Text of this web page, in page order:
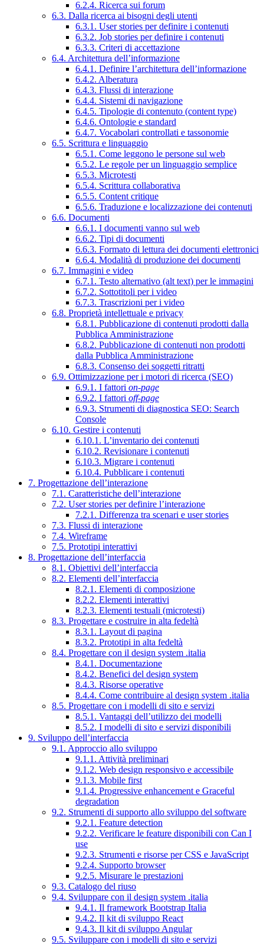
6.2.4. Ricerca sui forum
6.3. Dalla ricerca ai bisogni degli utenti
6.3.1. User stories per definire i contenuti
6.3.2. Job stories per definire i contenuti
6.3.3. Criteri di accettazione
6.4. Architettura dell’informazione
6.4.1. Definire l’architettura dell’informazione
6.4.2. Alberatura
6.4.3. Flussi di interazione
6.4.4. Sistemi di navigazione
6.4.5. Tipologie di contenuto (content type)
6.4.6. Ontologie e standard
6.4.7. Vocabolari controllati e tassonomie
6.5. Scrittura e linguaggio
6.5.1. Come leggono le persone sul web
6.5.2. Le regole per un linguaggio semplice
6.5.3. Microtesti
6.5.4. Scrittura collaborativa
6.5.5. Content critique
6.5.6. Traduzione e localizzazione dei contenuti
6.6. Documenti
6.6.1. I documenti vanno sul web
6.6.2. Tipi di documenti
6.6.3. Formato di lettura dei documenti elettronici
6.6.4. Modalità di produzione dei documenti
6.7. Immagini e video
6.7.1. Testo alternativo (alt text) per le immagini
6.7.2. Sottotitoli per i video
6.7.3. Trascrizioni per i video
6.8. Proprietà intellettuale e privacy
6.8.1. Pubblicazione di contenuti prodotti dalla
Pubblica Amministrazione
6.8.2. Pubblicazione di contenuti non prodotti
dalla Pubblica Amministrazione
6.8.3. Consenso dei soggetti ritratti
6.9. Ottimizzazione per i motori di ricerca (SEO)
6.9.1. I fattori on-page
6.9.2. I fattori off-page
6.9.3. Strumenti di diagnostica SEO: Search
Console
6.10. Gestire i contenuti
6.10.1. L’inventario dei contenuti
6.10.2. Revisionare i contenuti
6.10.3. Migrare i contenuti
6.10.4. Pubblicare i contenuti
7. Progettazione dell’interazione
7.1. Caratteristiche dell’interazione
7.2. User stories per definire l’interazione
7.2.1. Differenza tra scenari e user stories
7.3. Flussi di interazione
7.4. Wireframe
7.5. Prototipi interattivi
8. Progettazione dell’interfaccia
8.1. Obiettivi dell’interfaccia
8.2. Elementi dell’interfaccia
8.2.1. Elementi di composizione
8.2.2. Elementi interattivi
8.2.3. Elementi testuali (microtesti)
8.3. Progettare e costruire in alta fedeltà
8.3.1. Layout di pagina
8.3.2. Prototipi in alta fedeltà
8.4. Progettare con il design system .italia
8.4.1. Documentazione
8.4.2. Benefici del design system
8.4.3. Risorse operative
8.4.4. Come contribuire al design system .italia
8.5. Progettare con i modelli di sito e servizi
8.5.1. Vantaggi dell’utilizzo dei modelli
8.5.2. I modelli di sito e servizi disponibili
9. Sviluppo dell’interfaccia
9.1. Approccio allo sviluppo
9.1.1. Attività preliminari
9.1.2. Web design responsivo e accessibile
9.1.3. Mobile first
9.1.4. Progressive enhancement e Graceful
degradation
9.2. Strumenti di supporto allo sviluppo del software
9.2.1. Feature detection
9.2.2. Verificare le feature disponibili con Can I
use
9.2.3. Strumenti e risorse per CSS e JavaScript
9.2.4. Supporto browser
9.2.5. Misurare le prestazioni
9.3. Catalogo del riuso
9.4. Sviluppare con il design system .italia
9.4.1. Il framework Bootstrap Italia
9.4.2. Il kit di sviluppo React
9.4.3. Il kit di sviluppo Angular
9.5. Sviluppare con i modelli di sito e servizi